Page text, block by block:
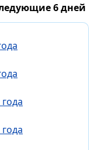
6 дней